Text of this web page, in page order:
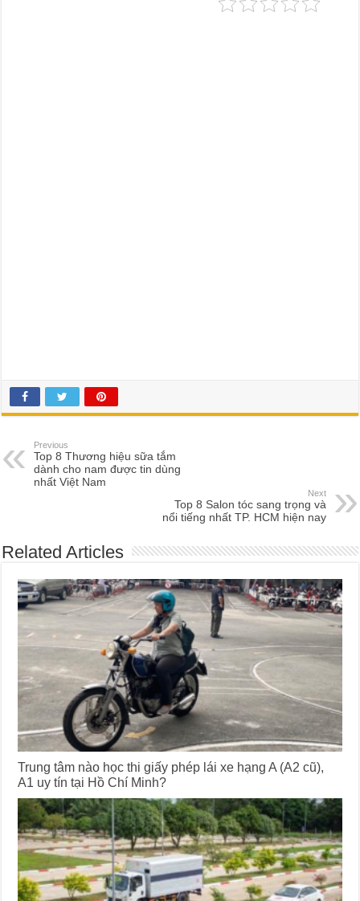
Previous
Top 8 Thương hiệu sữa tắm
dành cho nam được tin dùng
nhất Việt Nam
Next
Top 8 Salon tóc sang trọng và
nổi tiếng nhất TP. HCM hiện nay
Related Articles
Trung tâm nào học thi giấy phép lái xe hạng A (A2 cũ),
A1 uy tín tại Hồ Chí Minh?